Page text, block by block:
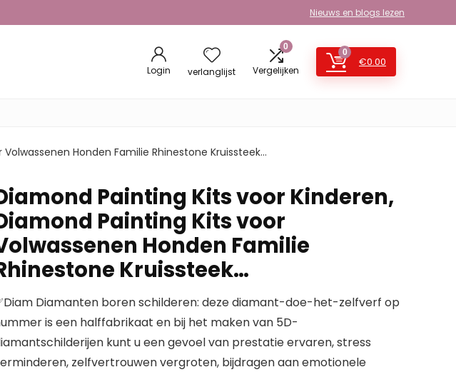
Nieuws en blogs lezen
Login verlanglijst
0
Vergelijken
0
€0.00
Honden Familie Rhinestone Kruissteek…
Painting Kits voor Kinderen,
Painting Kits voor
Honden Familie
Kruissteek…
Diamanten boren schilderen: deze diamant-doe-het-zelfverf op
is een halffabrikaat en bij het maken van 5D-
kunt u een gevoel van prestatie ervaren, stress
zelfvertrouwen vergroten, bijdragen aan emotionele